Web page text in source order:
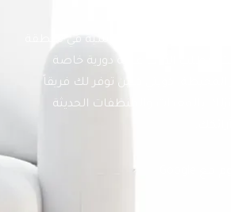
من الخدمات الأساسية في منطقة
تتطلب الأثاث عناية دورية خاصة
المحيطة. كويتي كلين توفر لك فريقاً
بالمعدات والمنظفات الحديثة